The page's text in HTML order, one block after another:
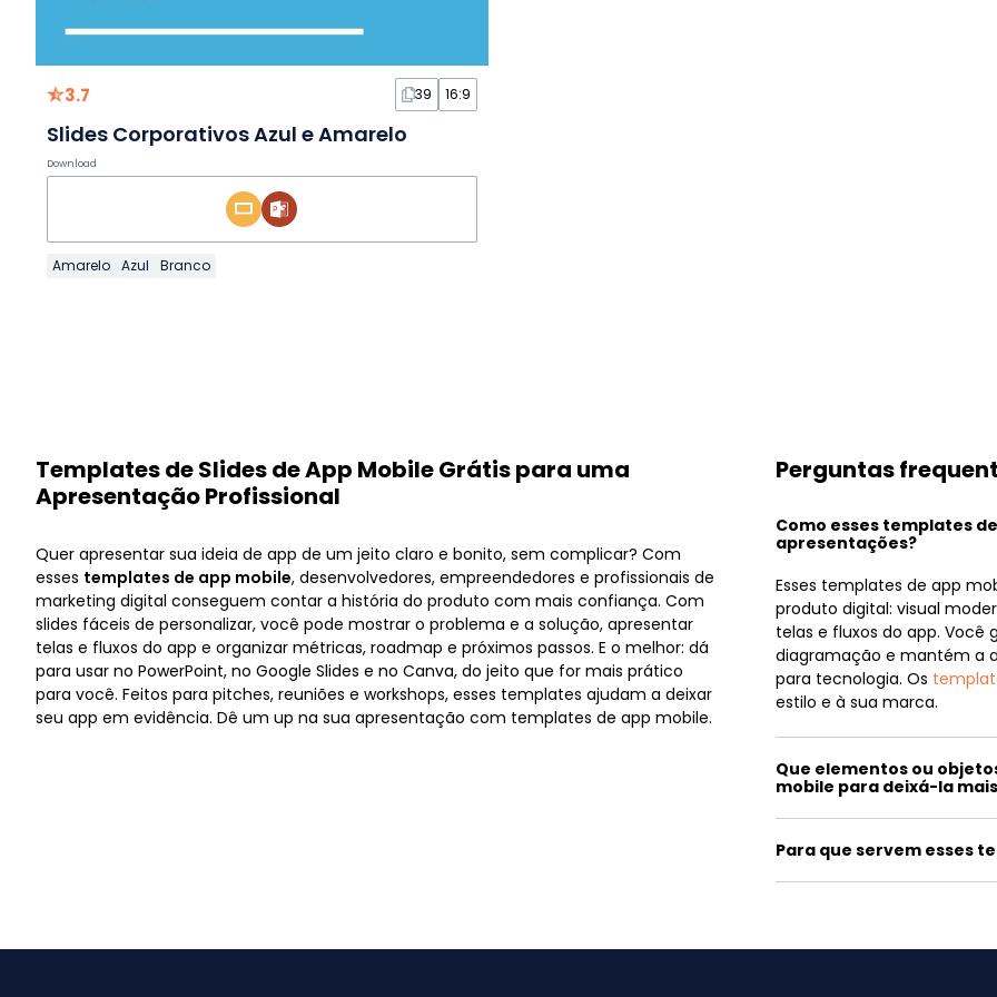
3.7 39 16:9
Slides Corporativos Azul e Amarelo
Download
Amarelo Azul Branco
Templates de Slides de App Mobile Grátis para uma
Apresentação Profissional
Quer apresentar sua ideia de app de um jeito claro e bonito, sem complicar? Com
esses templates de app mobile, desenvolvedores, empreendedores e profissionais de
marketing digital conseguem contar a história do produto com mais confiança. Com
slides fáceis de personalizar, você pode mostrar o problema e a solução, apresentar
telas e fluxos do app e organizar métricas, roadmap e próximos passos. E o melhor: dá
para usar no PowerPoint, no Google Slides e no Canva, do jeito que for mais prático
para você. Feitos para pitches, reuniões e workshops, esses templates ajudam a deixar
seu app em evidência. Dê um up na sua apresentação com templates de app mobile.
Perguntas
Como esses templates
apresentações?
Esses templates de app
produto digital: visual
telas e fluxos do app.
diagramação e mantém a
para tecnologia. Os
estilo e à sua marca.
Que elementos ou
mobile para deixá-la
Para que servem esses